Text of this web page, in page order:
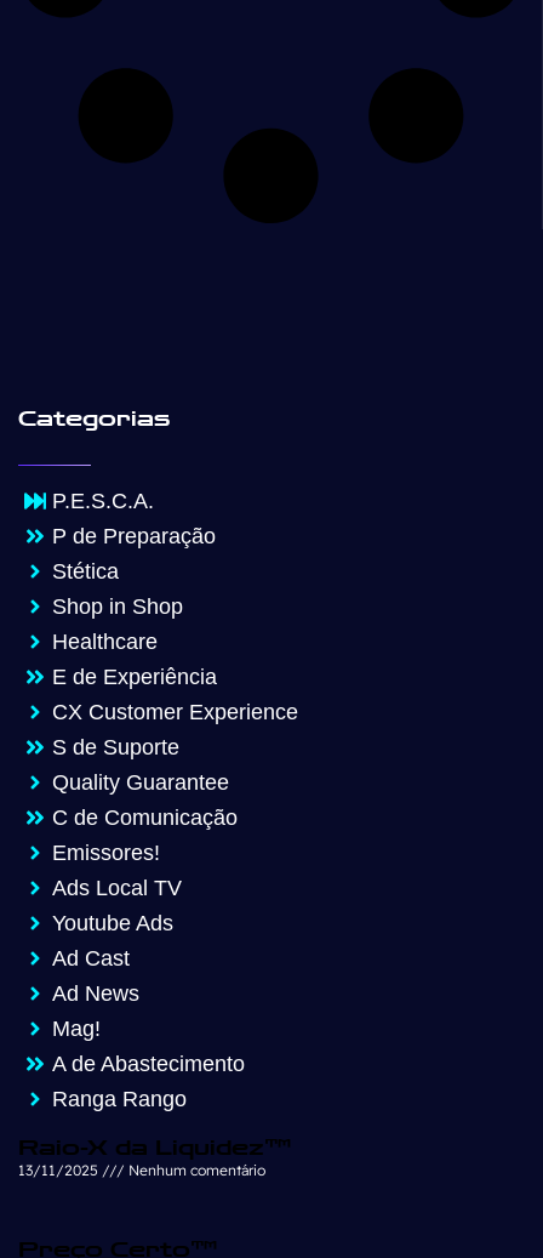
Categorias
P.E.S.C.A.
P de Preparação
Stética
Shop in Shop
Healthcare
E de Experiência
CX Customer Experience
S de Suporte
Quality Guarantee
C de Comunicação
Emissores!
Ads Local TV
Youtube Ads
Ad Cast
Ad News
Mag!
A de Abastecimento
Ranga Rango
Raio-X da Liquidez™
13/11/2025 Nenhum comentário
Preço Certo™